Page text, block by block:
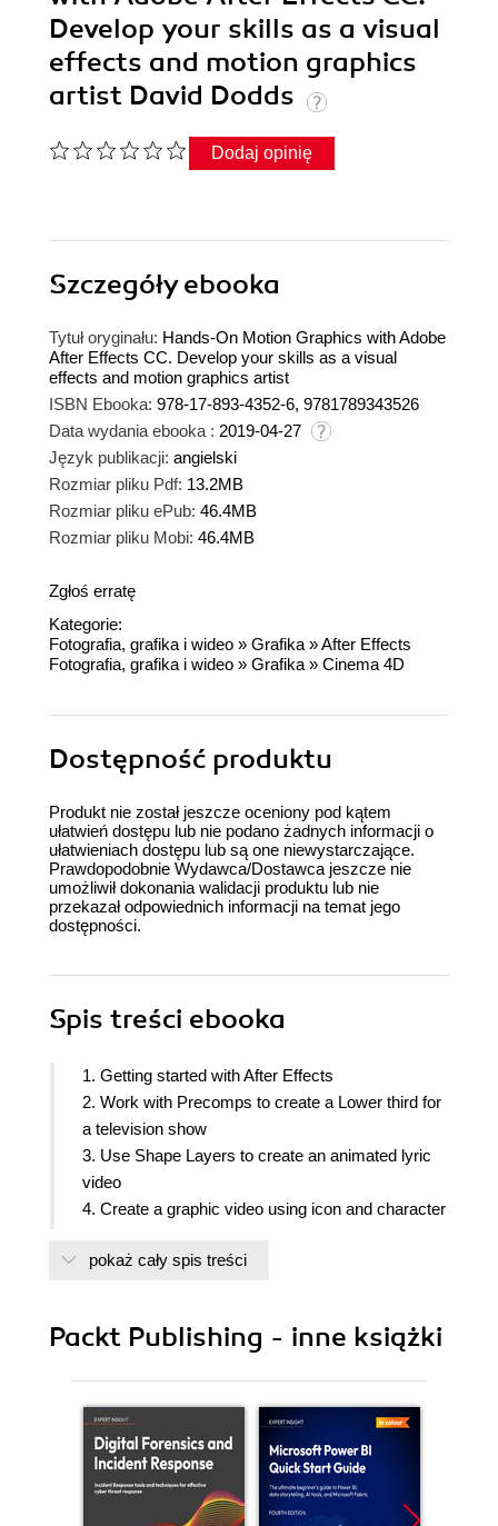
Develop your skills as a visual
effects and motion graphics
artist David Dodds
Dodaj opinię
Szczegółyebooka
Tytuł oryginału: Hands-On Motion Graphics with Adobe
After Effects CC. Develop your skills as a visual
effects and motion graphics artist
ISBN Ebooka: 978-17-893-4352-6, 9781789343526
Data wydania ebooka : 2019-04-27
Język publikacji: angielski
Rozmiar pliku Pdf: 13.2MB
Rozmiar pliku ePub: 46.4MB
Rozmiar pliku Mobi: 46.4MB
Zgłoś erratę
Kategorie:
Fotografia, grafika i wideo » Grafika »After Effects
Fotografia, grafika i wideo » Grafika » Cinema 4D
Dostępność produktu
Produkt nie został jeszcze oceniony pod kątem
ułatwień dostępu lub nie podano żadnych informacji o
ułatwieniach dostępu lub są one niewystarczające.
Prawdopodobnie Wydawca/Dostawca jeszcze nie
umożliwił dokonania walidacji produktu lub nie
przekazał odpowiednich informacji na temat jego
dostępności.
Spis treści ebooka
1. Getting started with After Effects
2. Work with Precomps to create a Lower third for
a television show
3. Use Shape Layers to create an animated lyric
video
4. Create a graphic video using icon and character
5. Produce a film title project using Text Animator
8. Implement a 2.5 D environment camera fly
10. Assessment
pokaż cały spis treści
Packt Publishing - inne książki